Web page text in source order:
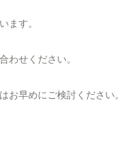
ます。
わせください。
お早めにご検討ください。